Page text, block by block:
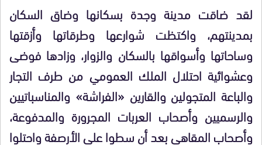
لقد ضاقت مدينة وجدة بسكانها وضاق السكان
بمدينتهم، واكتظت شوارعها وطرقاتها وأزقتها
وساحاتها وأسواقها بالسكان والزوار، وزادها فوضى
وعشوائية احتلال الملك العمومي من طرف التجار
والباعة المتجولين والقارين «الفراشة» والمناسباتيين
والرسميين وأصحاب العربات المجرورة والمدفوعة،
وأصحاب المقاهي بعد أن سطوا على الأرصفة واحتلوا